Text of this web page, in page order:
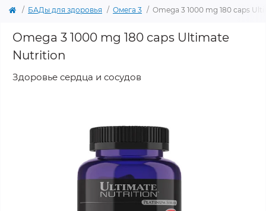
БАДы для здоровья Омега 3 Omega 3 1000 mg 180 caps
Omega 3 1000 mg 180 caps Ultimate
Nutrition
Здоровье сердца и сосудов